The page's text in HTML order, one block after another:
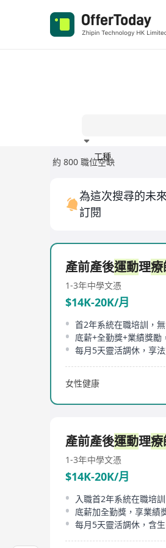
工種
約 800 職位空缺
為這次搜尋的未
訂閱
產前產後運動理療
1-3年中學文憑
$14K-20K/月
首2年系統在職培訓，
底薪+全勤獎+業績獎勵
每月5天靈活調休，享
女性健康
產前產後運動理療
1-3年中學文憑
$14K-20K/月
入職首2年系統在職培
底薪加全勤獎，享業績
每月5天靈活調休，含